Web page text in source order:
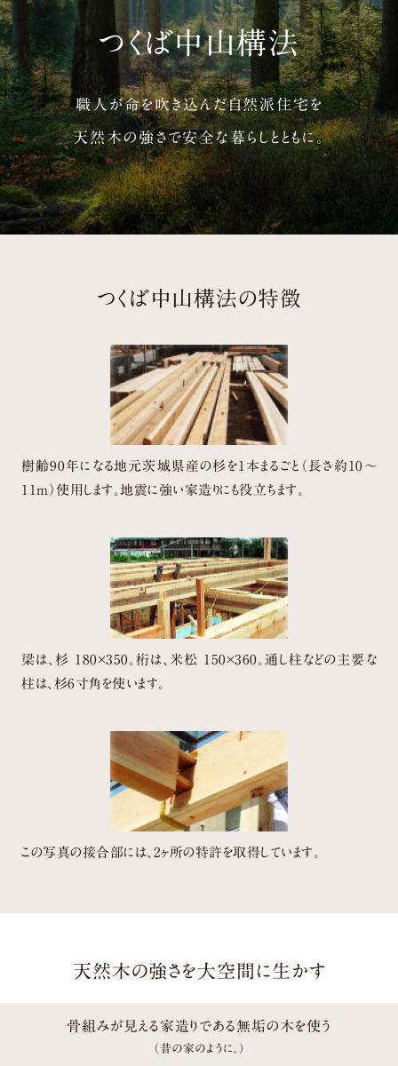
つくば中山構法
職人が命を吹き込んだ自然派住宅を
天然木の強さで安全な暮らしとともに。
つくば中山構法の特徴
樹齢90年になる地元茨城県産の杉を1本まるごと（長さ約10～
11m）使用します。 地震に強い家造りにも役立ちます。
梁は、杉 180×350。桁は、米松 150×360。通し柱などの主要な
柱は、杉6寸角を使います。
この写真の接合部には、2ヶ所の特許を取得しています。
天然木の強さを大空間に生かす
骨組みが見える家造りである無垢の木を使う
（昔の家のように。）